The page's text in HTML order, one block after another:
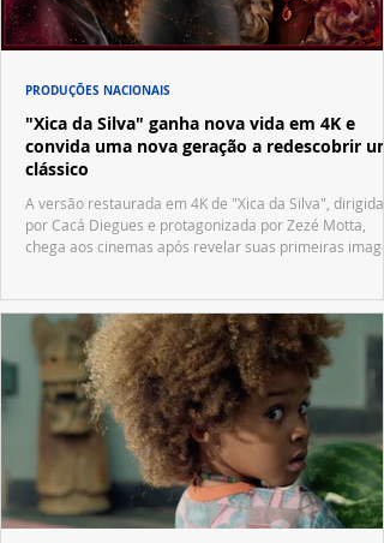
"Xica da Silva" ganha nova vida em 4K e
convida uma nova geração a redescobrir um
clássico
A versão restaurada em 4K de "Xica da Silva", dirigida
por Cacá Diegues e protagonizada por Zezé Motta,
chega aos cinemas após revelar suas primeiras
PRODUÇÕES NACIONAIS